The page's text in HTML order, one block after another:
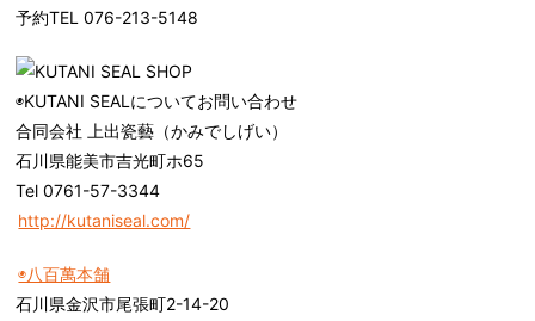
予約TEL 076-213-5148
◉KUTANI SEALについてお問い合わせ
合同会社 上出瓷藝（かみでしげい）
石川県能美市吉光町ホ65
Tel 0761-57-3344
http://kutaniseal.com/
◉八百萬本舗
石川県金沢市尾張町2-14-20